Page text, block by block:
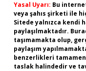
Yasal Uyarı: Bu
veya şahıs şirketi ile
Sitede yalnızca kendi
paylaşılmaktadır.
taşımamakta olup,
paylaşım
benzerlikleri
taslak halindedir ve